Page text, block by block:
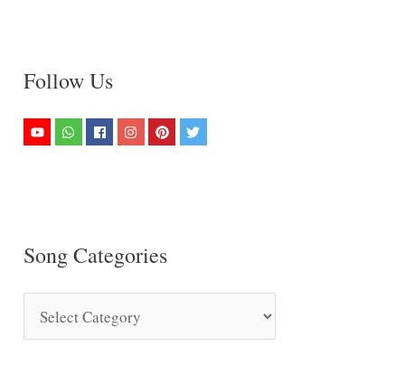
Follow Us
Song Categories
o